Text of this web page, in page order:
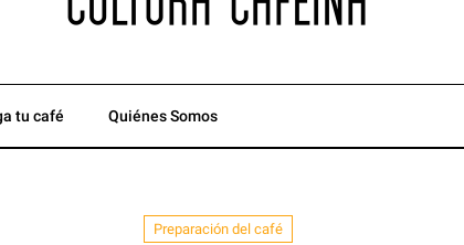
tu café Quiénes Somos
Preparación del café